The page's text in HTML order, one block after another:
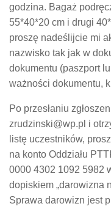
godzina. Bagaż
55*40*20 cm i drugi
proszę nadeślijcie mi
nazwisko tak jak w
dokumentu (paszport
ważności dokumentu,
Po przesłaniu
zrudzinski@wp.pl i
listę uczestników,
na konto Oddziału
0000 4302 1092 5982
dopiskiem „darowizna
Sprawa darowizn jest